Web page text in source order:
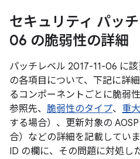
セキュリティ パッ
06 の脆弱性の詳細
パッチレベル 2017-11-06 に
の各項目について、下記に詳
るコンポーネントごとに脆弱
参照先、 脆弱性のタイプ、 重
する場合）、更新対象の
合）などの詳細を記載してい
ID の欄に、その問題に対処し